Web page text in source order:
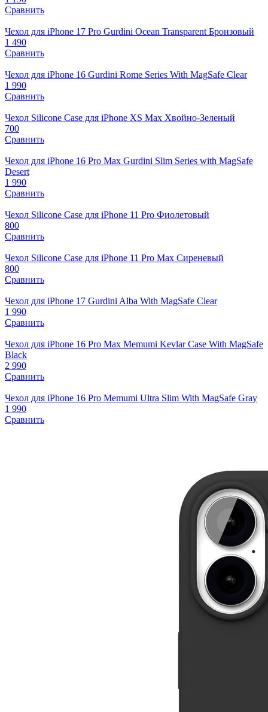
Сравнить
Чехол для iPhone 17 Pro Gurdini Ocean Transparent Бронзовый
1 490
Сравнить
Чехол для iPhone 16 Gurdini Rome Series With MagSafe Clear
1 990
Сравнить
Чехол Silicone Case для iPhone XS Max Хвойно-Зеленый
700
Сравнить
Чехол для iPhone 16 Pro Max Gurdini Slim Series with MagSafe
Desert
1 990
Сравнить
Чехол Silicone Case для iPhone 11 Pro Фиолетовый
800
Сравнить
Чехол Silicone Case для iPhone 11 Pro Max Сиреневый
800
Сравнить
Чехол для iPhone 17 Gurdini Alba With MagSafe Clear
1 990
Сравнить
Чехол для iPhone 16 Pro Max Memumi Kevlar Case With MagSafe
Black
2 990
Сравнить
Чехол для iPhone 16 Pro Memumi Ultra Slim With MagSafe Gray
1 990
Сравнить